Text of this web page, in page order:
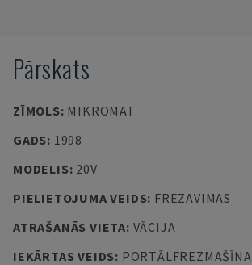
Pārskats
ZĪMOLS: MIKROMAT
GADS: 1998
MODELIS: 20V
PIELIETOJUMA VEIDS: FREZAVIMAS
ATRAŠANĀS VIETA: VĀCIJA
IEKĀRTAS VEIDS: PORTĀLFREZMAŠĪNA